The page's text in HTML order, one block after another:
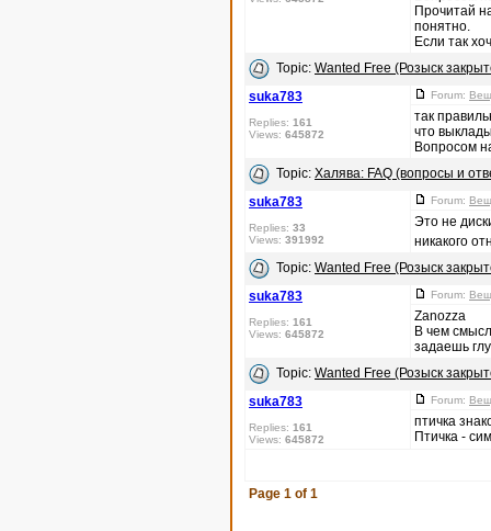
Прочитай
понятно.
Если так
Topic: Wanted Free (Розыск
suka783
Replies: 161
Views: 645872
Forum:
так
что
Вопросом
Topic: Халява: FAQ (вопросы и
suka783
Replies: 33
Views: 391992
Forum:
Это не
никакого
Topic: Wanted Free (Розыск
suka783
Replies: 161
Views: 645872
Forum:
Zanozza
В чем
задаешь
Topic: Wanted Free (Розыск
suka783
Replies: 161
Views: 645872
Forum:
птичка
Птичка -
Page 1 of 1